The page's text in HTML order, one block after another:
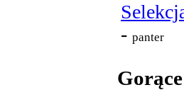
- panter